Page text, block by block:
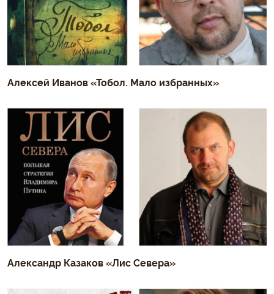
Алексей Иванов «Тобол. Мало избранных»
Александр Казаков «Лис Севера»